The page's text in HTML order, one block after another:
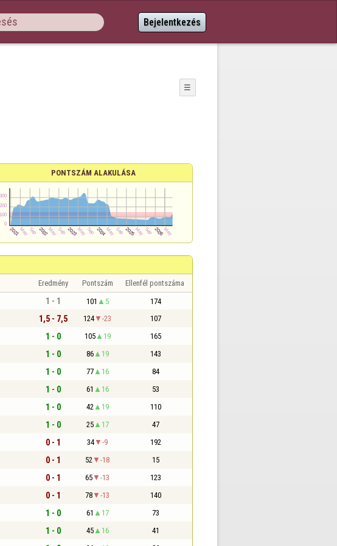
Bejelentkezés
☰
PONTSZÁM ALAKULÁSA
Eredmény Pontszám Ellenfél pontszáma
1 - 1 101 5 174
1,5 - 7,5 124 -23 107
1 - 0 105 19 165
1 - 0 86 19 143
1 - 0 77 16 84
1 - 0 61 16 53
1 - 0 42 19 110
1 - 0 25 17 47
0 - 1 34 -9 192
0 - 1 52 -18 15
0 - 1 65 -13 123
0 - 1 78 -13 140
1 - 0 61 17 73
1 - 0 45 16 41